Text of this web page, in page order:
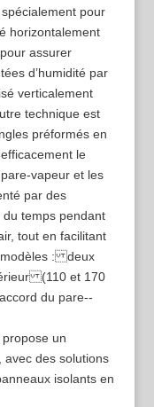
pour
horizontalement
assurer
d’humidité par
verticalement
technique est
préformés en
le
­vapeur et les
par des
temps pendant
tout en facilitant
modèles : deux
(110 et 170
du pare-­